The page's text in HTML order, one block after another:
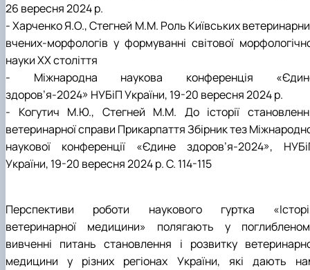
26 вересня 2024 р.
- Харченко Я.О., Стегней М.М. Роль Київських
вчених-морфологів у формуванні світової
науки ХХ століття
- Міжнародна наукова конференція
здоров’я-2024» НУБіП України, 19-20 вересня 2024 р.
- Когутич М.Ю., Стегней М.М. До історії
ветеринарної справи Прикарпаття Збірник тез
наукової конференції «Єдине здоров’я-2024»,
України, 19-20 вересня 2024 р. С. 114-115
Перспективи роботи наукового гуртка
ветеринарної медицини» полягають у
вивченні питань становлення і розвитку
медицини у різних регіонах України, які дають